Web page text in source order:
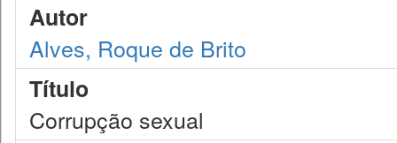
Autor
Alves, Roque de Brito
Título
Corrupção sexual